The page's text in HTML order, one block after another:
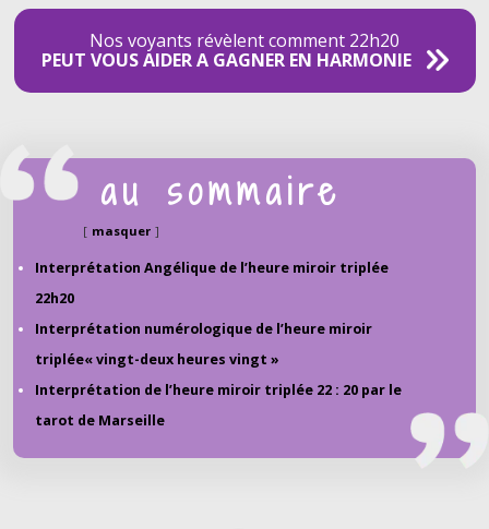
Nos voyants révèlent comment 22h20
PEUT VOUS AIDER A GAGNER EN HARMONIE
au sommaire
masquer
Interprétation Angélique de l’heure miroir triplée
22h20
Interprétation numérologique de l’heure miroir
triplée« vingt-deux heures vingt »
Interprétation de l’heure miroir triplée 22 : 20 par le
tarot de Marseille